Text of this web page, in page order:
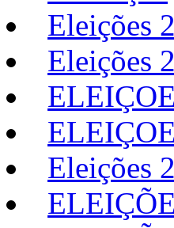
Eleições
Eleições
Eleições